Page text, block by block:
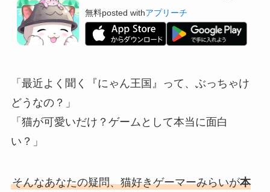
無料posted withアプリーチ
「最近よく聞く『にゃん王国』って、ぶっちゃけ
どうなの？」
「猫が可愛いだけ？ゲームとして本当に面白
い？」
そんなあなたの疑問、猫好きゲーマーみらいが本